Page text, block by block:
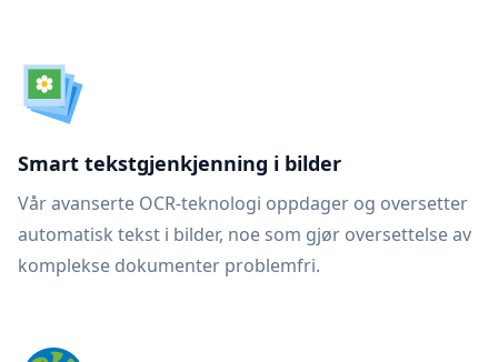
Smart tekstgjenkjenning i bilder
Vår avanserte OCR-teknologi oppdager og oversetter
automatisk tekst i bilder, noe som gjør oversettelse av
komplekse dokumenter problemfri.